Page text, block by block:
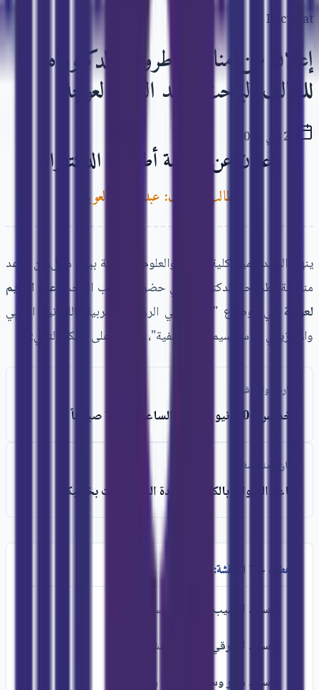
Doctorat
إعلان عن مناقشة أطروحة الدكتوراه
للطالب الباحث: عبد الكريم لعوينة
20 ماي 2026
إعلان عن مناقشة أطروحة الدكتوراه
للطالب الباحث: عبد الكريم لعوينة
ينهي السيد عميد كلية الآداب والعلوم الإنسانية ببني ملال، أن موعد
مناقشة أطروحة الدكتوراه التي حضرها الطالب الباحث عبد الكريم
لعوينة في موضوع "الفضاء في الرواية المغربية باللسانين العربي
والأمازيغي دراسة سيميائية وصفية"، سيكون على الشكل التالي:
التاريخ والتوقيت:
الخميس 04 يونيو 2026 - الساعة 10:00 صباحاً
مكان المناقشة:
بقاعة الندوات بالكلية متعددة التخصصات بخريبكة
أعضاء لجنة المناقشة:
الأستاذ الحبيب ناصري
(رئيساً ومقرراً)
الأستاذ الشرقي نصراوي
(مشرفاً)
الأستاذ منير وسكوم
(عضواً ومقرراً)